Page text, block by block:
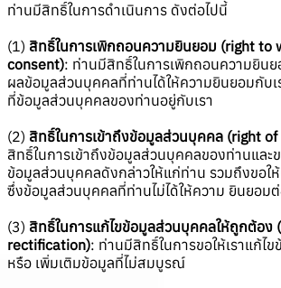
ท่านมีสิทธิ์ในการดำเนินการ ดังต่อไปนี้
(1) สิทธิ์ในการเพิกถอนความยินยอม (right to
consent): ท่านมีสิทธิ์ในการเพิกถอนความยินย
ผลข้อมูลส่วนบุคคลที่ท่านได้ให้ความยินยอมกับเร
ที่ข้อมูลส่วนบุคคลของท่านอยู่กับเรา
(2) สิทธิ์ในการเข้าถึงข้อมูลส่วนบุคคล (right of
สิทธิ์ในการเข้าถึงข้อมูลส่วนบุคคลของท่านและข
ข้อมูลส่วนบุคคลดังกล่าวให้แก่ท่าน รวมถึงขอให้
ซึ่งข้อมูลส่วนบุคคลที่ท่านไม่ได้ให้ความ ยินยอมต่
(3) สิทธิ์ในการแก้ไขข้อมูลส่วนบุคคลให้ถูกต้อง
rectification): ท่านมีสิทธิ์ในการขอให้เราแก้ไ
หรือ เพิ่มเติมข้อมูลที่ไม่สมบูรณ์